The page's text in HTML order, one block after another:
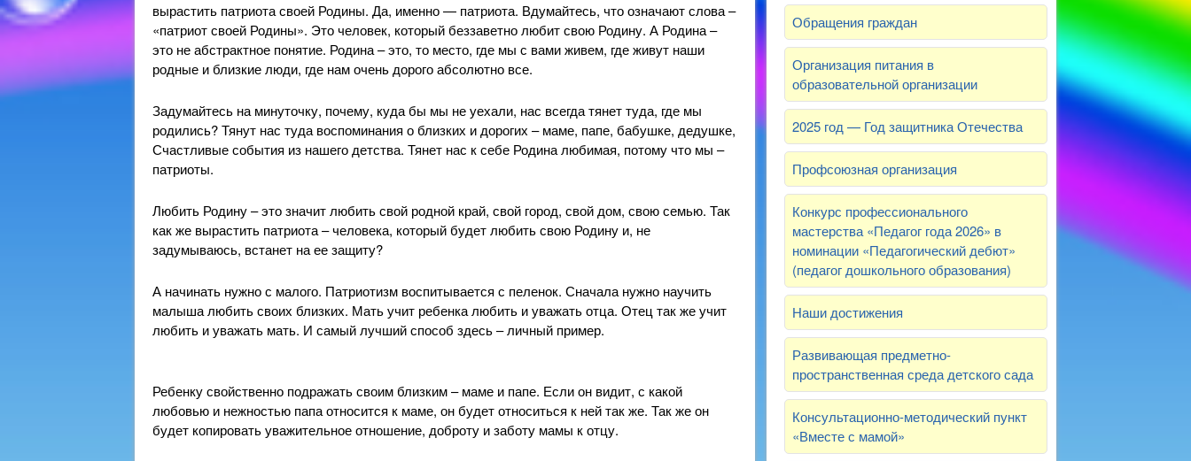
вырастить патриота своей Родины. Да, именно — патриота. Вдумайтесь, что означают слова –
«патриот своей Родины». Это человек, который беззаветно любит свою Родину. А Родина –
это не абстрактное понятие. Родина – это, то место, где мы с вами живем, где живут наши
родные и близкие люди, где нам очень дорого абсолютно все.
Задумайтесь на минуточку, почему, куда бы мы не уехали, нас всегда тянет туда, где мы
родились? Тянут нас туда воспоминания о близких и дорогих – маме, папе, бабушке, дедушке,
Счастливые события из нашего детства. Тянет нас к себе Родина любимая, потому что мы –
патриоты.
Любить Родину – это значит любить свой родной край, свой город, свой дом, свою семью. Так
как же вырастить патриота – человека, который будет любить свою Родину и, не
задумываюсь, встанет на ее защиту?
А начинать нужно с малого. Патриотизм воспитывается с пеленок. Сначала нужно научить
малыша любить своих близких. Мать учит ребенка любить и уважать отца. Отец так же учит
любить и уважать мать. И самый лучший способ здесь – личный пример.
Ребенку свойственно подражать своим близким – маме и папе. Если он видит, с какой
любовью и нежностью папа относится к маме, он будет относиться к ней так же. Так же он
будет копировать уважительное отношение, доброту и заботу мамы к отцу.
Обращения граждан
Организация питания в
образовательной организации
2025 год — Год защитника Отечества
Профсоюзная организация
Конкурс профессионального
мастерства «Педагог года 2026» в
номинации «Педагогический дебют»
(педагог дошкольного образования)
Наши достижения
Развивающая предметно-
пространственная среда детского сада
Консультационно-методический пункт
«Вместе с мамой»